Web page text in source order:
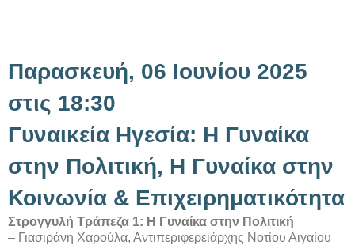
Παρασκευή, 06 Ιουνίου 2025
στις 18:30
Γυναικεία Ηγεσία: Η Γυναίκα
στην Πολιτική, Η Γυναίκα στην
Κοινωνία & Επιχειρηματικότητα
Στρογγυλή Τράπεζα 1: Η Γυναίκα στην Πολιτική
– Γιασιράνη Χαρούλα, Αντιπεριφερειάρχης Νοτίου Αιγαίου